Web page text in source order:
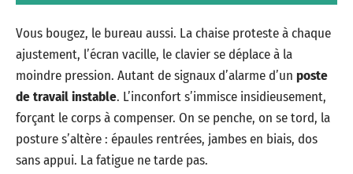
Vous bougez, le bureau aussi. La chaise proteste à chaque
ajustement, l’écran vacille, le clavier se déplace à la
moindre pression. Autant de signaux d’alarme d’un poste
de travail instable. L’inconfort s’immisce insidieusement,
forçant le corps à compenser. On se penche, on se tord, la
posture s’altère : épaules rentrées, jambes en biais, dos
sans appui. La fatigue ne tarde pas.